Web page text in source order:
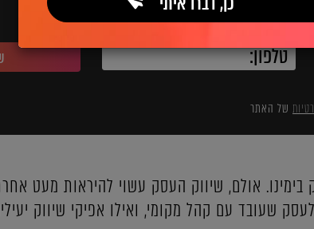
השאירו פרטים ואנחנו מיד מתקשרים:
של האתר
בימינו. אולם, שיווק העסק עשוי להיראות מעט
לעסק שעובד עם קהל מקומי, ואילו אפיקי שיווק